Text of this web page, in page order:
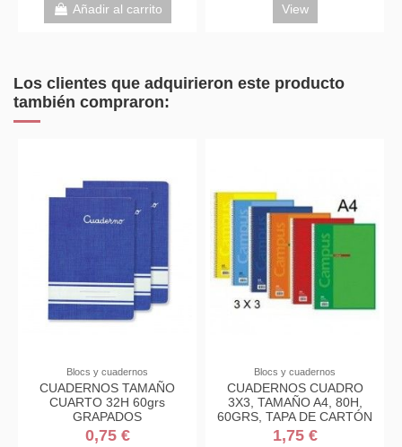
Añadir al carrito
Los clientes que adquirieron este producto
también compraron:
Blocs y cuadernos
CUADERNOS TAMAÑO
CUARTO 32H 60grs
GRAPADOS
0,75 €
Blocs y cuadernos
CUADERNOS CUADRO
3X3, TAMAÑO A4, 80H,
60GRS, TAPA DE CARTÓN
BLANDO
1,75 €